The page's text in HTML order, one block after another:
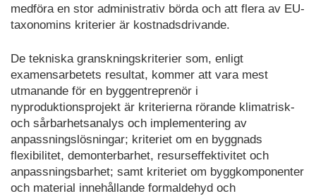
medföra en stor administrativ börda och att flera av EU-
taxonomins kriterier är kostnadsdrivande.
De tekniska granskningskriterier som, enligt
examensarbetets resultat, kommer att vara mest
utmanande för en byggentreprenör i
nyproduktionsprojekt är kriterierna rörande klimatrisk-
och sårbarhetsanalys och implementering av
anpassningslösningar; kriteriet om en byggnads
flexibilitet, demonterbarhet, resurseffektivitet och
anpassningsbarhet; samt kriteriet om byggkomponenter
och material innehållande formaldehyd och